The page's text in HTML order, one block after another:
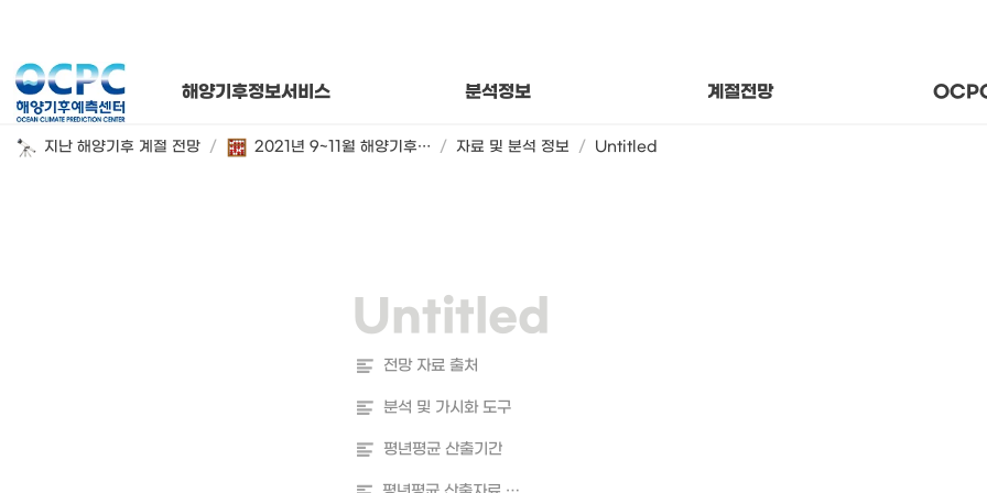
해양기후정보서비스 분석정보 계절전망
지난 해양기후 계절 전망 / 2021년 9~11월 해양기후 시범 전망 / 자료 및 분석 정보 / Untitled
월별 해양기후 분석자료 About
전망 자료 출처
분석 및 가시화 도구
평년평균 산출기간